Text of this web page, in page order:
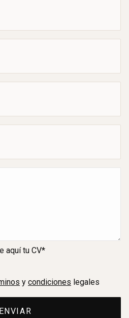
aquí tu CV*
y condiciones legales